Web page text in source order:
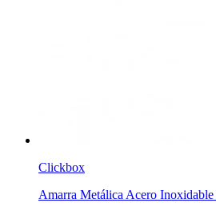
Clickbox
Amarra Metálica Acero